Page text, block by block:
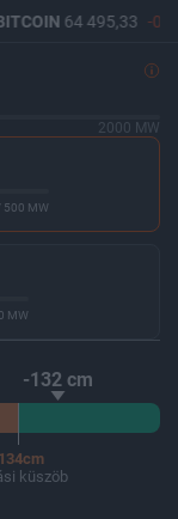
64 495,33 -
2000 MW
500 MW
MW
-132 cm
küszöb